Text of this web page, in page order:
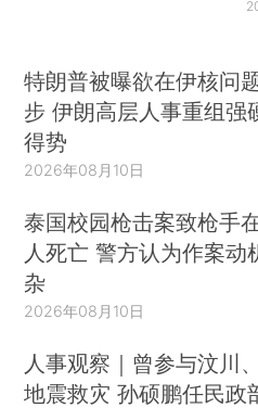
特朗普被曝欲在伊核问
步 伊朗高层人事重组强
得势
2026年08月10日
泰国校园枪击案致枪手
人死亡 警方认为作案动
杂
2026年08月10日
人事观察｜曾参与汶川
地震救灾 孙硕鹏任民政